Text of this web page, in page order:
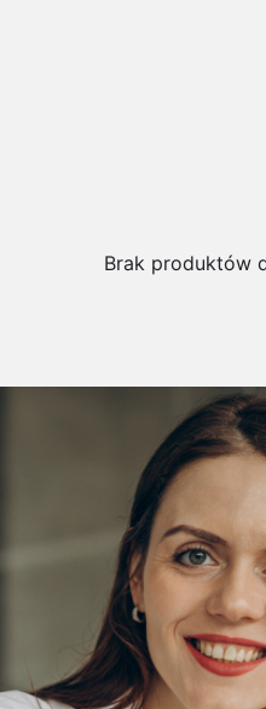
Brak produktów